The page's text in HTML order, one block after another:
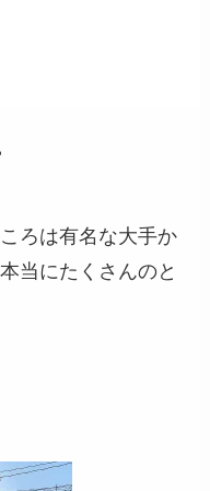
ろは有名な大手か
当にたくさんのと